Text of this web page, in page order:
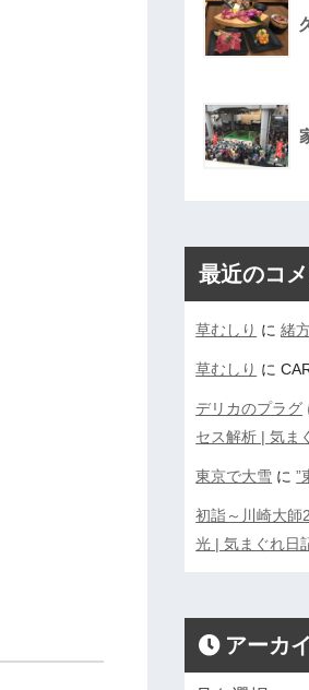
最近のコ
草むしり に緒
草むしり に
デリカのプラグ
セス解析 | 気ま
東京で大雪 に”
初詣～川崎大師
光 | 気まぐれ日
アーカ